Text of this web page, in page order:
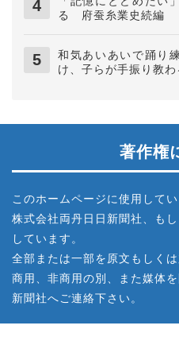
る 府蚕糸業史続編
和気あいあいで踊り
け、子らが手振り教わ
著作権
このホームページに使用して
株式会社両丹日日新聞社、も
しています。
全部または一部を原文もしく
商用、非商用の別、また媒体
新聞社へご連絡下さい。